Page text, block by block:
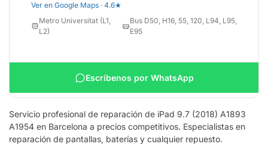
Ver en Google Maps · 4.6★
Metro Universitat (L1,
L2)
Bus D50, H16, 55, 120, L94, L95,
E95
Escríbenos por WhatsApp
Servicio profesional de reparación de iPad 9.7 (2018) A1893
A1954 en Barcelona a precios competitivos. Especialistas en
reparación de pantallas, baterías y cualquier repuesto.